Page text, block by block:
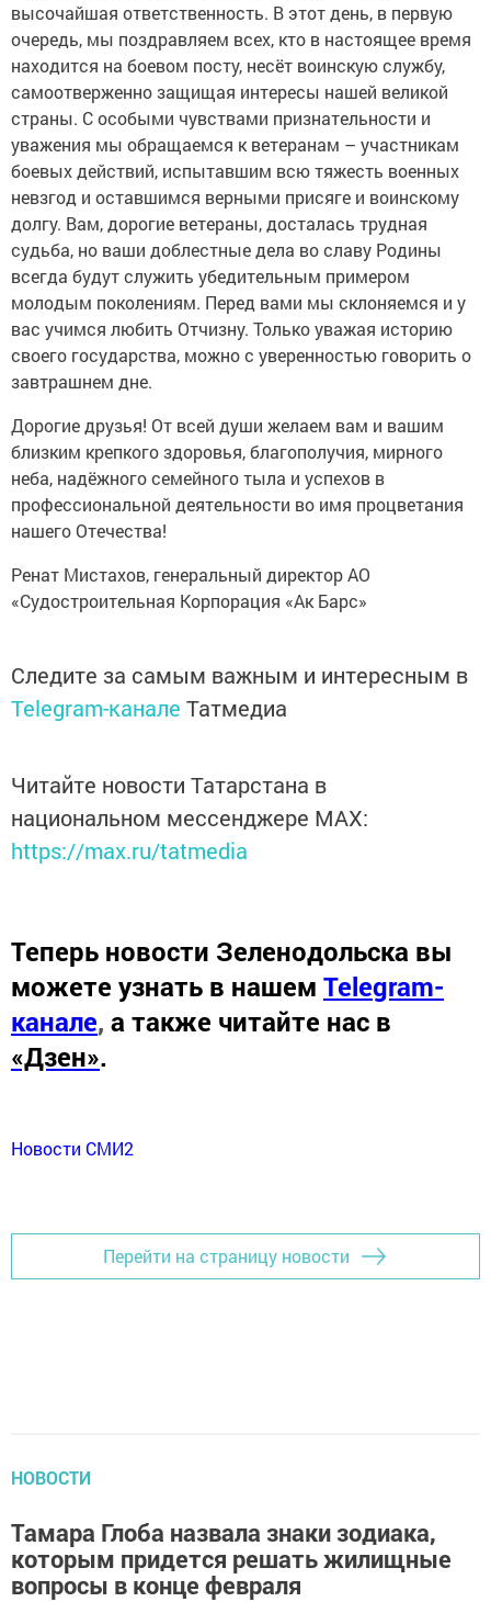
высочайшая ответственность. В этот день, в первую
очередь, мы поздравляем всех, кто в настоящее время
находится на боевом посту, несёт воинскую службу,
самоотверженно защищая интересы нашей великой
страны. С особыми чувствами признательности и
уважения мы обращаемся к ветеранам – участникам
боевых действий, испытавшим всю тяжесть военных
невзгод и оставшимся верными присяге и воинскому
долгу. Вам, дорогие ветераны, досталась трудная
судьба, но ваши доблестные дела во славу Родины
всегда будут служить убедительным примером
молодым поколениям. Перед вами мы склоняемся и у
вас учимся любить Отчизну. Только уважая историю
своего государства, можно с уверенностью говорить о
завтрашнем дне.
Дорогие друзья! От всей души желаем вам и вашим
близким крепкого здоровья, благополучия, мирного
неба, надёжного семейного тыла и успехов в
профессиональной деятельности во имя процветания
нашего Отечества!
Ренат Мистахов, генеральный директор АО
«Судостроительная Корпорация «Ак Барс»
Следите за самым важным и интересным в
Telegram-канале Татмедиа
Читайте новости Татарстана в
национальном мессенджере MАХ:
https://max.ru/tatmedia
Теперь новости Зеленодольска вы
можете узнать в нашем Telegram-
канале, а также читайте нас в
«Дзен».
Новости СМИ2
Перейти на страницу новости
НОВОСТИ
Тамара Глоба назвала знаки зодиака,
которым придется решать жилищные
вопросы в конце февраля